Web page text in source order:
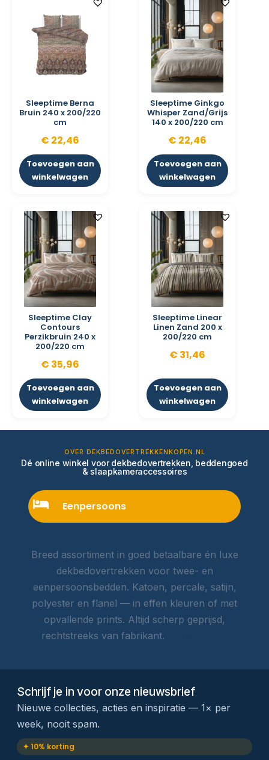
Sleeptime Berna
Bruin 240 x 200/220
cm
€ 22,46
Toevoegen aan
winkelwagen
Sleeptime Ginkgo
Whisper Zand/Grijs
140 x 200/220 cm
€ 22,46
Toevoegen aan
winkelwagen
Sleeptime Clay
Contours
Perzikbruin 240 x
200/220 cm
€ 35,96
Toevoegen aan
winkelwagen
Sleeptime Linear
Linen Zand 200 x
200/220 cm
€ 31,46
Toevoegen aan
winkelwagen
OVER DEKBEDOVERTREKKENKOPEN.NL
Dé online winkel voor dekbedovertrekken, beddengoed
& slaapkameraccessoires
Eenpersoons
Breed assortiment in goed betaalbare én luxe
dekbedovertrekken voor twee- en
eenpersoonsbedden. Katoen, percale, satijn,
polyester en flanel — in effen kleuren of met
opvallende prints. Altijd scherp geprijsd,
rechtstreeks van fabrikant.
Schrijf je in voor onze nieuwsbrief
Nieuwe collecties, acties en inspiratie — 1× per
week, nooit spam.
✦ 10% korting